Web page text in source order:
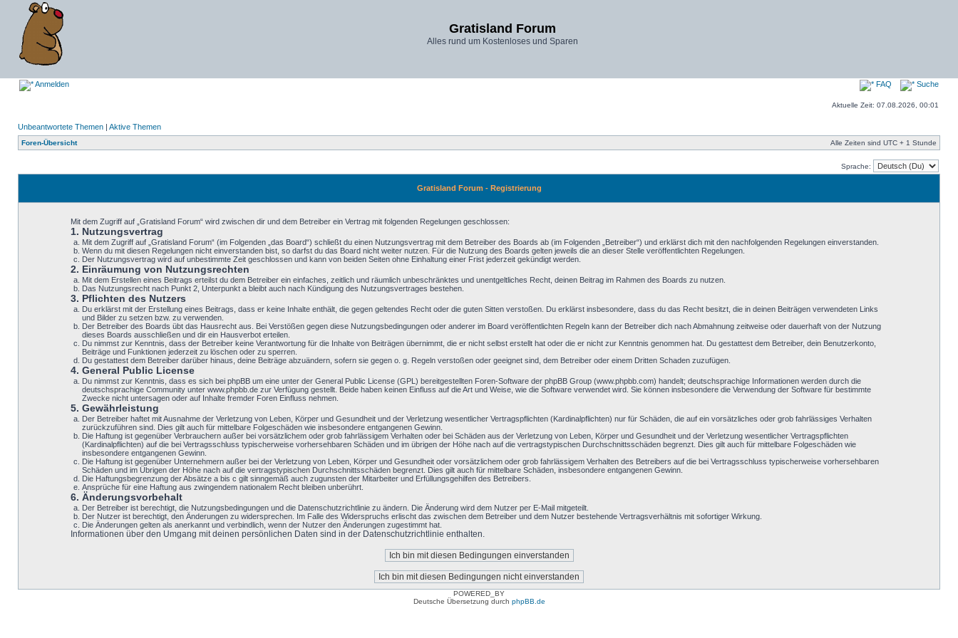
Gratisland Forum
Alles rund um Kostenloses und Sparen
Anmelden FAQ Suche
Aktuelle Zeit: 07.08.2026, 00:01
Unbeantwortete Themen | Aktive Themen
Foren-Übersicht Alle Zeiten sind UTC + 1 Stunde
Sprache:
Gratisland Forum - Registrierung
Mit dem Zugriff auf „Gratisland Forum“ wird zwischen dir und dem Betreiber ein Vertrag mit folgenden Regelungen geschlossen:
1. Nutzungsvertrag
Mit dem Zugriff auf „Gratisland Forum“ (im Folgenden „das Board“) schließt du einen Nutzungsvertrag mit dem Betreiber des Boards ab (im Folgenden „Betreiber“) und erklärst dich mit den nachfolgenden Regelungen einverstanden.
Wenn du mit diesen Regelungen nicht einverstanden bist, so darfst du das Board nicht weiter nutzen. Für die Nutzung des Boards gelten jeweils die an dieser Stelle veröffentlichten Regelungen.
Der Nutzungsvertrag wird auf unbestimmte Zeit geschlossen und kann von beiden Seiten ohne Einhaltung einer Frist jederzeit gekündigt werden.
2. Einräumung von Nutzungsrechten
Mit dem Erstellen eines Beitrags erteilst du dem Betreiber ein einfaches, zeitlich und räumlich unbeschränktes und unentgeltliches Recht, deinen Beitrag im Rahmen des Boards zu nutzen.
Das Nutzungsrecht nach Punkt 2, Unterpunkt a bleibt auch nach Kündigung des Nutzungsvertrages bestehen.
3. Pflichten des Nutzers
Du erklärst mit der Erstellung eines Beitrags, dass er keine Inhalte enthält, die gegen geltendes Recht oder die guten Sitten verstoßen. Du erklärst insbesondere, dass du das Recht besitzt, die in deinen Beiträgen verwendeten Links
und Bilder zu setzen bzw. zu verwenden.
Der Betreiber des Boards übt das Hausrecht aus. Bei Verstößen gegen diese Nutzungsbedingungen oder anderer im Board veröffentlichten Regeln kann der Betreiber dich nach Abmahnung zeitweise oder dauerhaft von der Nutzung
dieses Boards ausschließen und dir ein Hausverbot erteilen.
Du nimmst zur Kenntnis, dass der Betreiber keine Verantwortung für die Inhalte von Beiträgen übernimmt, die er nicht selbst erstellt hat oder die er nicht zur Kenntnis genommen hat. Du gestattest dem Betreiber, dein Benutzerkonto,
Beiträge und Funktionen jederzeit zu löschen oder zu sperren.
Du gestattest dem Betreiber darüber hinaus, deine Beiträge abzuändern, sofern sie gegen o. g. Regeln verstoßen oder geeignet sind, dem Betreiber oder einem Dritten Schaden zuzufügen.
4. General Public License
Du nimmst zur Kenntnis, dass es sich bei phpBB um eine unter der General Public License (GPL) bereitgestellten Foren-Software der phpBB Group (www.phpbb.com) handelt; deutschsprachige Informationen werden durch die
deutschsprachige Community unter www.phpbb.de zur Verfügung gestellt. Beide haben keinen Einfluss auf die Art und Weise, wie die Software verwendet wird. Sie können insbesondere die Verwendung der Software für bestimmte
Zwecke nicht untersagen oder auf Inhalte fremder Foren Einfluss nehmen.
5. Gewährleistung
Der Betreiber haftet mit Ausnahme der Verletzung von Leben, Körper und Gesundheit und der Verletzung wesentlicher Vertragspflichten (Kardinalpflichten) nur für Schäden, die auf ein vorsätzliches oder grob fahrlässiges Verhalten
zurückzuführen sind. Dies gilt auch für mittelbare Folgeschäden wie insbesondere entgangenen Gewinn.
Die Haftung ist gegenüber Verbrauchern außer bei vorsätzlichem oder grob fahrlässigem Verhalten oder bei Schäden aus der Verletzung von Leben, Körper und Gesundheit und der Verletzung wesentlicher Vertragspflichten
(Kardinalpflichten) auf die bei Vertragsschluss typischerweise vorhersehbaren Schäden und im übrigen der Höhe nach auf die vertragstypischen Durchschnittsschäden begrenzt. Dies gilt auch für mittelbare Folgeschäden wie
insbesondere entgangenen Gewinn.
Die Haftung ist gegenüber Unternehmern außer bei der Verletzung von Leben, Körper und Gesundheit oder vorsätzlichem oder grob fahrlässigem Verhalten des Betreibers auf die bei Vertragsschluss typischerweise vorhersehbaren
Schäden und im Übrigen der Höhe nach auf die vertragstypischen Durchschnittsschäden begrenzt. Dies gilt auch für mittelbare Schäden, insbesondere entgangenen Gewinn.
Die Haftungsbegrenzung der Absätze a bis c gilt sinngemäß auch zugunsten der Mitarbeiter und Erfüllungsgehilfen des Betreibers.
Ansprüche für eine Haftung aus zwingendem nationalem Recht bleiben unberührt.
6. Änderungsvorbehalt
Der Betreiber ist berechtigt, die Nutzungsbedingungen und die Datenschutzrichtlinie zu ändern. Die Änderung wird dem Nutzer per E-Mail mitgeteilt.
Der Nutzer ist berechtigt, den Änderungen zu widersprechen. Im Falle des Widerspruchs erlischt das zwischen dem Betreiber und dem Nutzer bestehende Vertragsverhältnis mit sofortiger Wirkung.
Die Änderungen gelten als anerkannt und verbindlich, wenn der Nutzer den Änderungen zugestimmt hat.
Informationen über den Umgang mit deinen persönlichen Daten sind in der Datenschutzrichtlinie enthalten.
POWERED_BY
Deutsche Übersetzung durch phpBB.de